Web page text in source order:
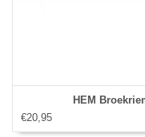
HEM
€20,95